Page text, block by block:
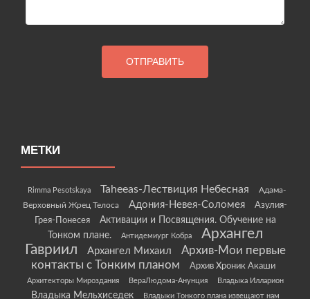
МЕТКИ
Rimma Pesotskaya Taheeas-Лествиция Небесная
Адама-
Верховный Жрец Телоса
Адония-Невея-Соломея
Азулия-
Грея-Понесея
Активации и Посвящения. Обучение на
Тонком плане.
Антидемиург Кобра
Архангел
Гавриил
Архангел Михаил
Архив-Мои первые
контакты с Тонким планом
Архив Хроник Акаши
Архитекторы Мироздания ВераЛюдома-Анунция Владыка Илларион
Владыка Мельхиседек Владыки Тонкого плана извещают нам